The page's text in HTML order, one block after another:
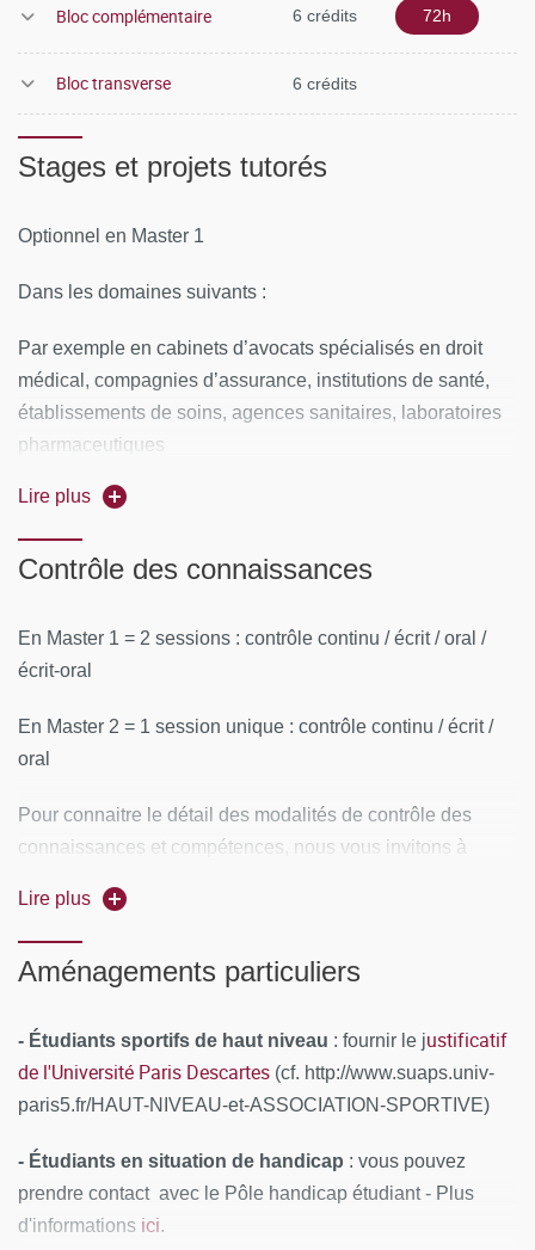
Bloc complémentaire 6 crédits 72h
Bloc transverse 6 crédits
Stages et projets tutorés
Optionnel en Master 1
Dans les domaines suivants :
Par exemple en cabinets d’avocats spécialisés en droit
médical, compagnies d’assurance, institutions de santé,
établissements de soins, agences sanitaires, laboratoires
pharmaceutiques
Lire plus
Contrôle des connaissances
En Master 1 = 2 sessions : contrôle continu / écrit / oral /
écrit-oral
En Master 2 = 1 session unique : contrôle continu / écrit /
oral
Pour connaitre le détail des modalités de contrôle des
connaissances et compétences, nous vous invitons à
Lire plus
Aménagements particuliers
- Étudiants sportifs de haut niveau : fournir le justificatif
de l'Université Paris Descartes (cf. http://www.suaps.univ-
paris5.fr/HAUT-NIVEAU-et-ASSOCIATION-SPORTIVE)
- Étudiants en situation de handicap : vous pouvez
prendre contact avec le Pôle handicap étudiant - Plus
d'informations ici.